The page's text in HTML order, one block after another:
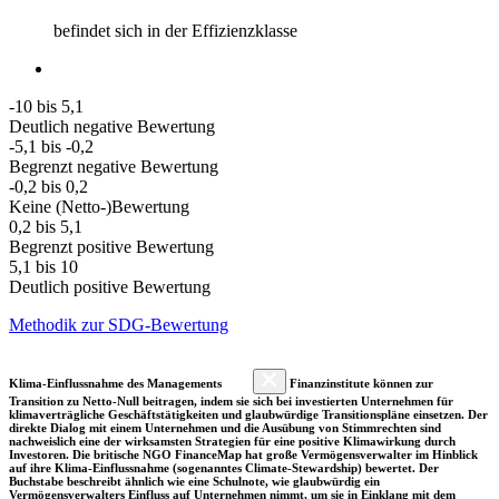
befindet sich in der Effizienzklasse
-10 bis 5,1
Deutlich negative Bewertung
-5,1 bis -0,2
Begrenzt negative Bewertung
-0,2 bis 0,2
Keine (Netto-)Bewertung
0,2 bis 5,1
Begrenzt positive Bewertung
5,1 bis 10
Deutlich positive Bewertung
Methodik zur SDG-Bewertung
Klima-Einflussnahme des Managements
Finanzinstitute können zur
Transition zu Netto-Null beitragen, indem sie sich bei investierten Unternehmen für
klimaverträgliche Geschäftstätigkeiten und glaubwürdige Transitionspläne einsetzen. Der
direkte Dialog mit einem Unternehmen und die Ausübung von Stimmrechten sind
nachweislich eine der wirksamsten Strategien für eine positive Klimawirkung durch
Investoren. Die britische NGO FinanceMap hat große Vermögensverwalter im Hinblick
auf ihre Klima-Einflussnahme (sogenanntes Climate-Stewardship) bewertet. Der
Buchstabe beschreibt ähnlich wie eine Schulnote, wie glaubwürdig ein
Vermögensverwalters Einfluss auf Unternehmen nimmt, um sie in Einklang mit dem